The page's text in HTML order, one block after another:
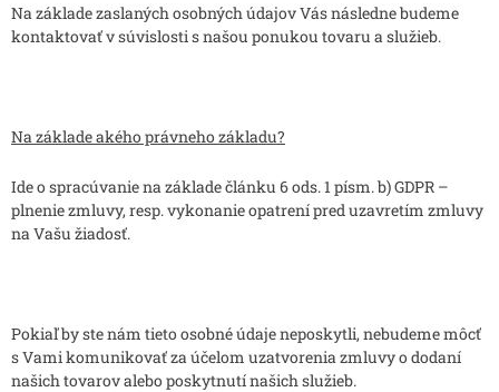
Na základe zaslaných osobných údajov Vás následne budeme
kontaktovať v súvislosti s našou ponukou tovaru a služieb.
Na základe akého právneho základu?
Ide o spracúvanie na základe článku 6 ods. 1 písm. b) GDPR –
plnenie zmluvy, resp. vykonanie opatrení pred uzavretím zmluvy
na Vašu žiadosť.
Pokiaľ by ste nám tieto osobné údaje neposkytli, nebudeme môcť
s Vami komunikovať za účelom uzatvorenia zmluvy o dodaní
našich tovarov alebo poskytnutí našich služieb.